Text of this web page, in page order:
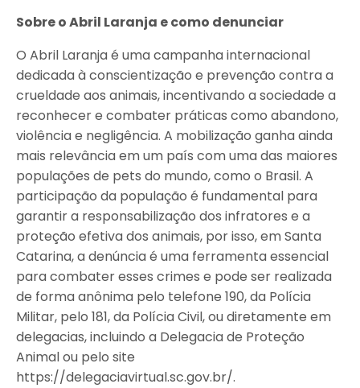
Sobre o Abril Laranja e como denunciar
O Abril Laranja é uma campanha internacional
dedicada à conscientização e prevenção contra a
crueldade aos animais, incentivando a sociedade a
reconhecer e combater práticas como abandono,
violência e negligência. A mobilização ganha ainda
mais relevância em um país com uma das maiores
populações de pets do mundo, como o Brasil. A
participação da população é fundamental para
garantir a responsabilização dos infratores e a
proteção efetiva dos animais, por isso, em Santa
Catarina, a denúncia é uma ferramenta essencial
para combater esses crimes e pode ser realizada
de forma anônima pelo telefone 190, da Polícia
Militar, pelo 181, da Polícia Civil, ou diretamente em
delegacias, incluindo a Delegacia de Proteção
Animal ou pelo site
https://delegaciavirtual.sc.gov.br/.